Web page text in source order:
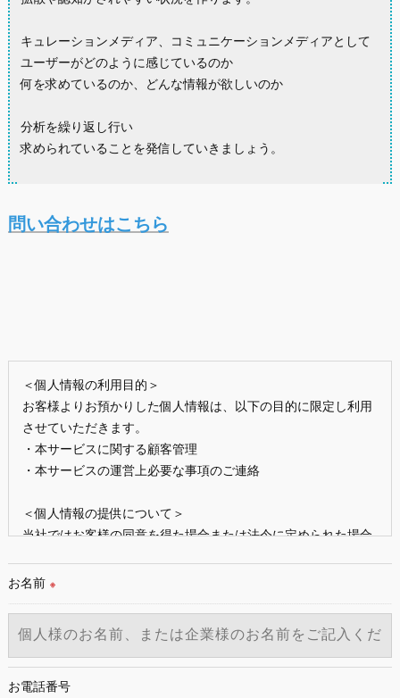
キュレーションメディア、コミュニケーションメディアとして
ユーザーがどのように感じているのか
何を求めているのか、どんな情報が欲しいのか
分析を繰り返し行い
求められていることを発信していきましょう。
問い合わせはこちら
＜個人情報の利用目的＞
お客様よりお預かりした個人情報は、以下の目的に限定し利用
させていただきます。
・本サービスに関する顧客管理
・本サービスの運営上必要な事項のご連絡
＜個人情報の提供について＞
当社ではお客様の同意を得た場合または法令に定められた場合
取得した個人情報を第三者に提供することはいたしません。
当社では、利用目的の達成に必要な範囲において、個人情報を
外部に委託する場合があります。
これらの委託先に対しては個人情報保護契約等の措置をとり、
お名前 ※
お電話番号